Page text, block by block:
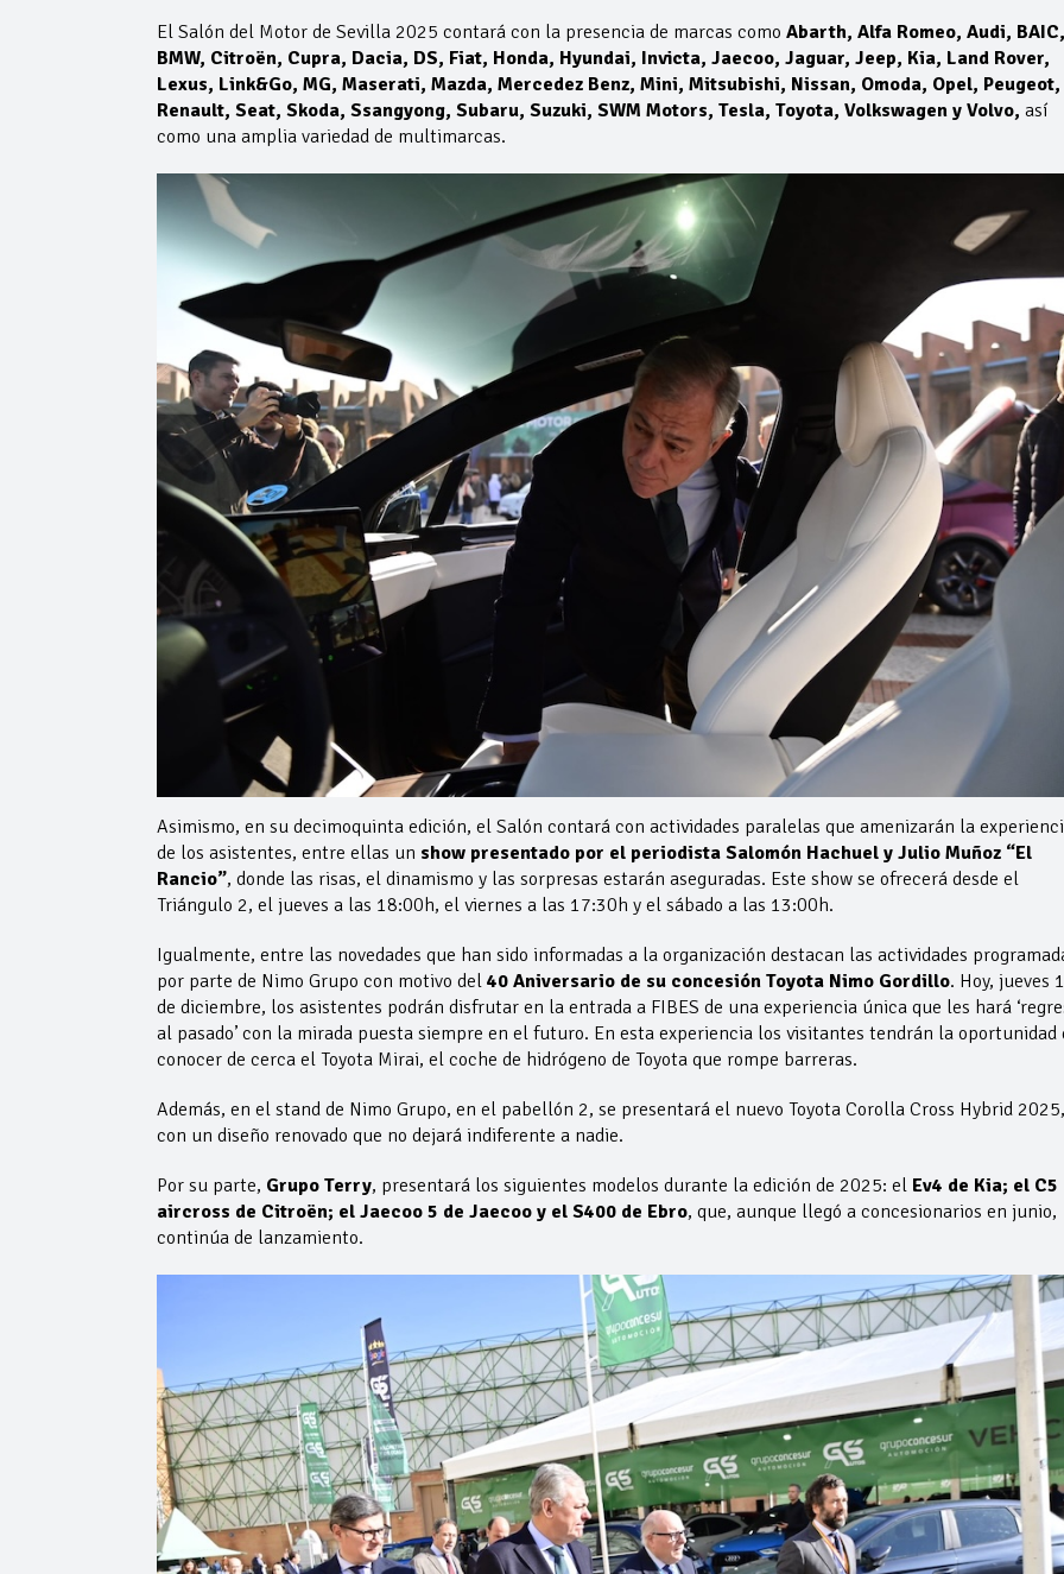
El Salón del Motor de Sevilla 2025 contará con la presencia de marcas como Abarth, Alfa Romeo, Audi, BAIC,
BMW, Citroën, Cupra, Dacia, DS, Fiat, Honda, Hyundai, Invicta, Jaecoo, Jaguar, Jeep, Kia, Land Rover,
Lexus, Link&Go, MG, Maserati, Mazda, Mercedez Benz, Mini, Mitsubishi, Nissan, Omoda, Opel, Peugeot,
Renault, Seat, Skoda, Ssangyong, Subaru, Suzuki, SWM Motors, Tesla, Toyota, Volkswagen y Volvo, así
como una amplia variedad de multimarcas.
Asimismo, en su decimoquinta edición, el Salón contará con actividades paralelas que amenizarán la
de los asistentes, entre ellas un show presentado por el periodista Salomón Hachuel y Julio Muñoz “El
Rancio”, donde las risas, el dinamismo y las sorpresas estarán aseguradas. Este show se ofrecerá desde el
Triángulo 2, el jueves a las 18:00h, el viernes a las 17:30h y el sábado a las 13:00h.
Igualmente, entre las novedades que han sido informadas a la organización destacan las actividades
por parte de Nimo Grupo con motivo del 40 Aniversario de su concesión Toyota Nimo Gordillo. Hoy, jueves
de diciembre, los asistentes podrán disfrutar en la entrada a FIBES de una experiencia única que les hará
al pasado’ con la mirada puesta siempre en el futuro. En esta experiencia los visitantes tendrán la oportunidad
conocer de cerca el Toyota Mirai, el coche de hidrógeno de Toyota que rompe barreras.
Además, en el stand de Nimo Grupo, en el pabellón 2, se presentará el nuevo Toyota Corolla Cross Hybrid 2025,
con un diseño renovado que no dejará indiferente a nadie.
Por su parte, Grupo Terry, presentará los siguientes modelos durante la edición de 2025: el Ev4 de Kia; el C5
aircross de Citroën; el Jaecoo 5 de Jaecoo y el S400 de Ebro, que, aunque llegó a concesionarios en junio,
continúa de lanzamiento.